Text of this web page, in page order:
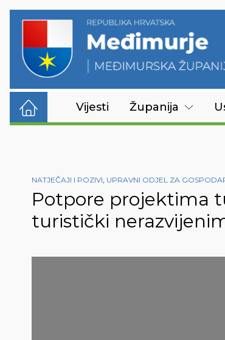
Vijesti Županija
NATJEČAJI I POZIVI, UPRAVNI ODJEL ZA
Potpore projektima
turistički